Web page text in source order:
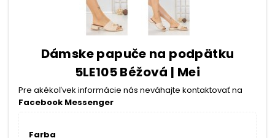
Dámske papuče na podpätku
5LE105 Béžová | Mei
Pre akékoľvek informácie nás neváhajte kontaktovať na
Facebook Messenger
Farba